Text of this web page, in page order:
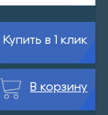
Купить в 1 клик
В корзину